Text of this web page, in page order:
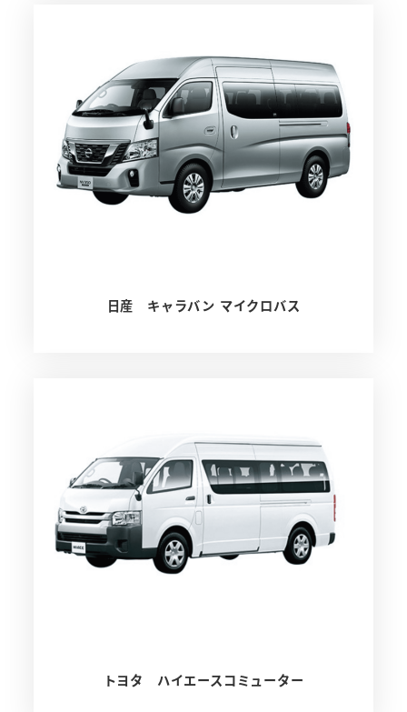
日産 キャラバン マイクロバス
トヨタ ハイエースコミューター